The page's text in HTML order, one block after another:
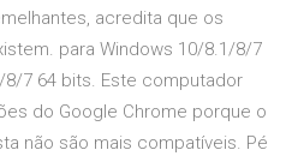
acredita que os
para Windows 10/8.1/8/7
7 64 bits. Este computador
do Google Chrome porque o
não são mais compatíveis. Pé